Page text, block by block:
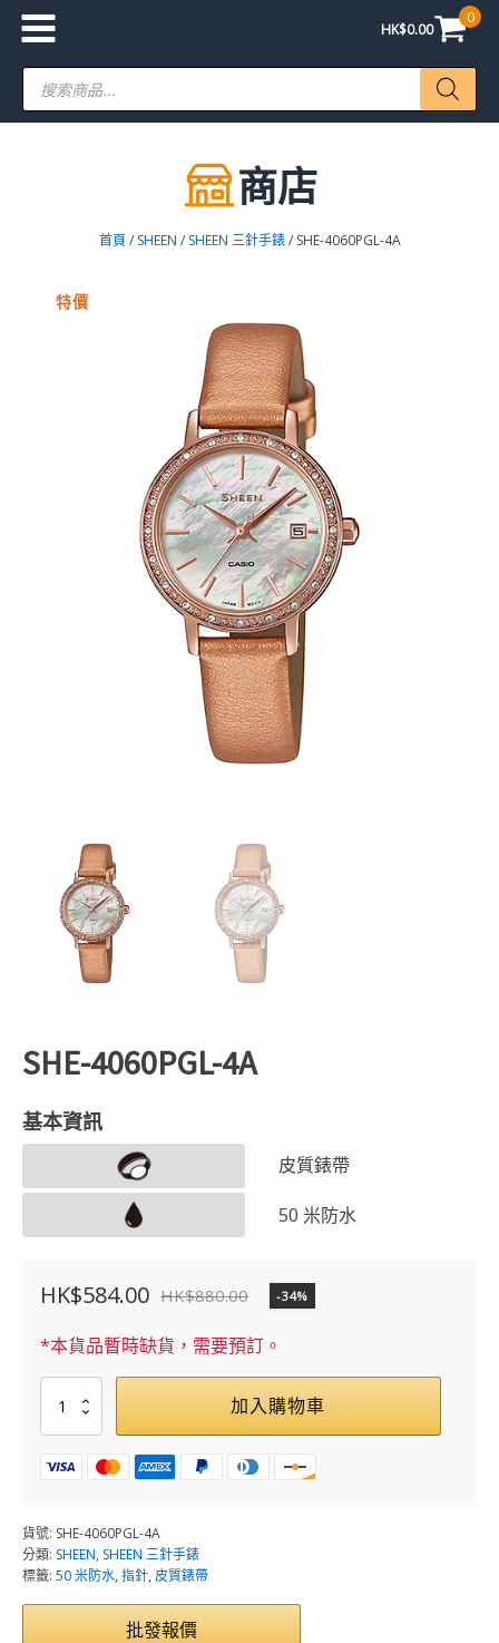
HK$0.00
0
Products
search
商店
首頁 / SHEEN / SHEEN 三針手錶/ SHE-4060PGL-4A
特價
SHE-4060PGL-4A
基本資訊
皮質錶帶
50 米防水
HK$880.00
原
始
價
格：
HK$880.00。
HK$584.00
目
前
價
格：
HK$584.00。
-34%
*本貨品暫時缺貨，需要預訂。
4060PGL-
4A
數
加入購物車
貨號: SHE-4060PGL-4A
分類: SHEEN, SHEEN 三針手錶
標籤: 50 米防水, 指針, 皮質錶帶
批發報價